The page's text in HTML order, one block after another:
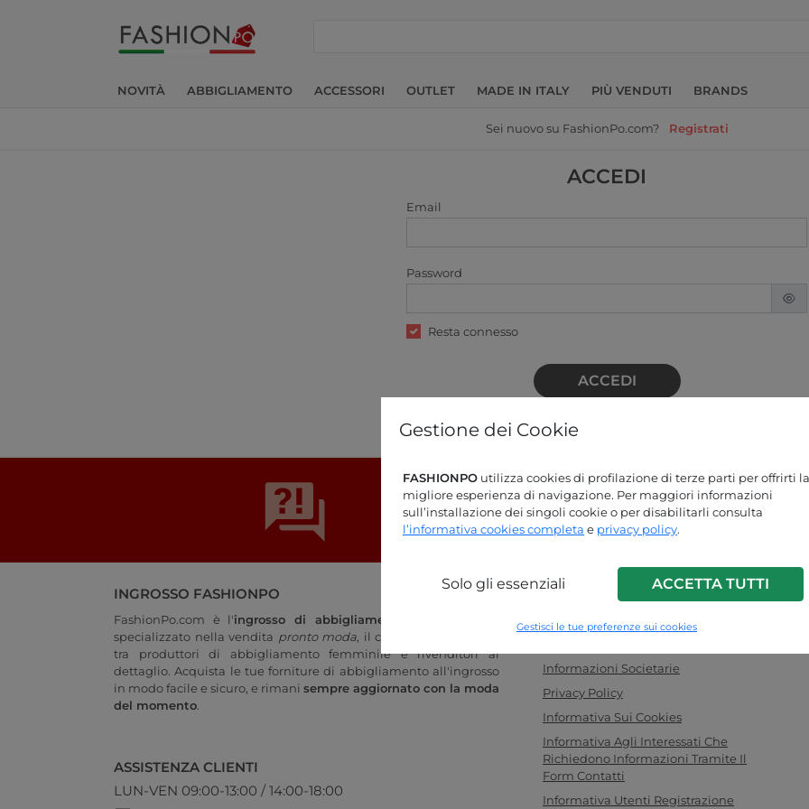
Gestione dei Cookie
FASHIONPO utilizza cookies di profilazione di terze parti per offrirti la
migliore esperienza di navigazione. Per maggiori informazioni
sull’installazione dei singoli cookie o per disabilitarli consulta
l’informativa cookies completa e privacy policy.
Solo gli essenziali ACCETTA TUTTI
Gestisci le tue preferenze sui cookies
NOVITÀ ABBIGLIAMENTO ACCESSORI OUTLET MADE IN ITALY PIÙ VENDUTI BRANDS
Sei nuovo su FashionPo.com? Registrati
ACCEDI
Email
Password
Resta connesso
ACCEDI
Password dimenticata?
Stai cercando delle risposte?
Dai un'occhiata alla nostra pagina FAQ!
INGROSSO FASHIONPO
FashionPo.com è l'ingrosso di abbigliamento donna online
specializzato nella vendita pronto moda , il collegamento ideale
tra produttori di abbigliamento femminile e rivenditori al
dettaglio. Acquista le tue forniture di abbigliamento all'ingrosso
in modo facile e sicuro, e rimani sempre aggiornato con la moda
del momento
ASSISTENZA CLIENTI
LUN-VEN 09:00-13:00 / 14:00-18:00
INFO LINK
Informazioni Societarie
Privacy Policy
Informativa Sui Cookies
Informativa Agli Interessati Che
Richiedono Informazioni Tramite Il
Form Contatti
Informativa Utenti Registrazione